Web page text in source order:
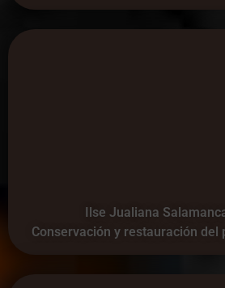
Ilse Jualiana
Conservación y restauración del